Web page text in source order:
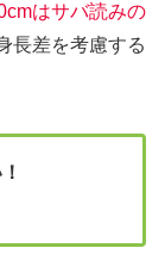
はサバ読みの
長差を考慮する